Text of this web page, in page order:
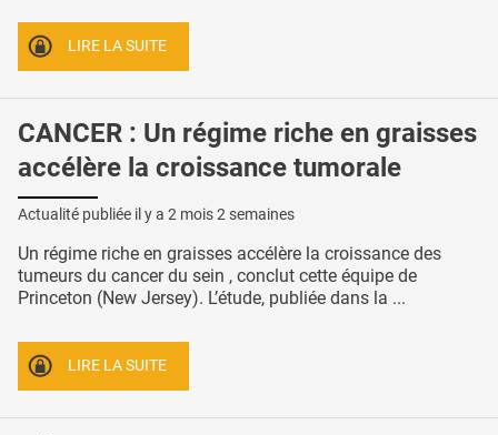
LIRE LA SUITE
CANCER : Un régime riche en graisses
accélère la croissance tumorale
Actualité publiée il y a 2 mois 2 semaines
Un régime riche en graisses accélère la croissance des
tumeurs du cancer du sein , conclut cette équipe de
Princeton (New Jersey). L’étude, publiée dans la ...
LIRE LA SUITE